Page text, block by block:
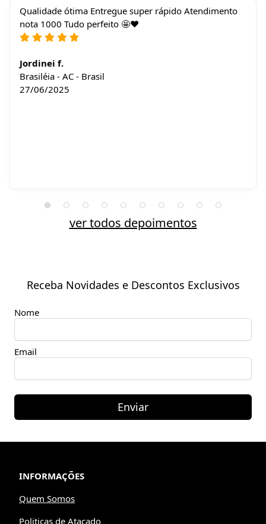
Qualidade ótima Entregue super rápido Atendimento
nota 1000 Tudo perfeito 🤩❤️
Jordinei f.
Brasiléia - AC - Brasil
27/06/2025
ver todos depoimentos
Receba Novidades e Descontos Exclusivos
Nome
Email
Enviar
INFORMAÇÕES
Quem Somos
Politicas de Atacado